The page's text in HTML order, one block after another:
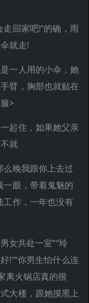
回家吧!”的确，雨
就走!
一人用的小伞，她
臂，胸部也就贴在
>
起住，如果她父亲
就
么晚我跟你上去过
一眼，带着鬼魅的
工作，一年也没有
女共处一室”“玲
!”“你男生怕什么连
离火锅店真的很
大楼，跟她摸黑上